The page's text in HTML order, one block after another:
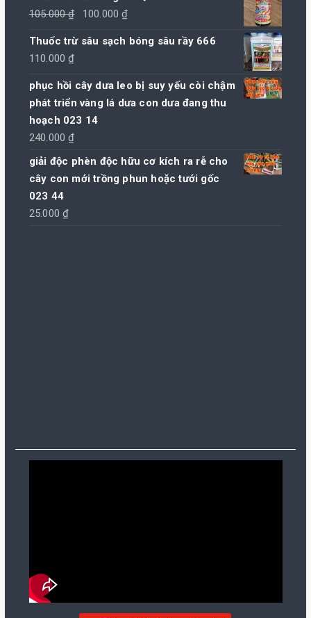
105.000₫
Giá
là:
100.000₫
tại
100.000 ₫.
Thuốc trừ sâu sạch bóng sâu rầy 666
110.000₫
phục hồi cây dưa leo bị suy yếu còi chậm
phát triển vàng lá dưa con dưa đang thu
hoạch 023 14
240.000₫
giải độc phèn độc hữu cơ kích ra rễ cho
cây con mới trồng phun hoặc tưới gốc
023 44
25.000₫